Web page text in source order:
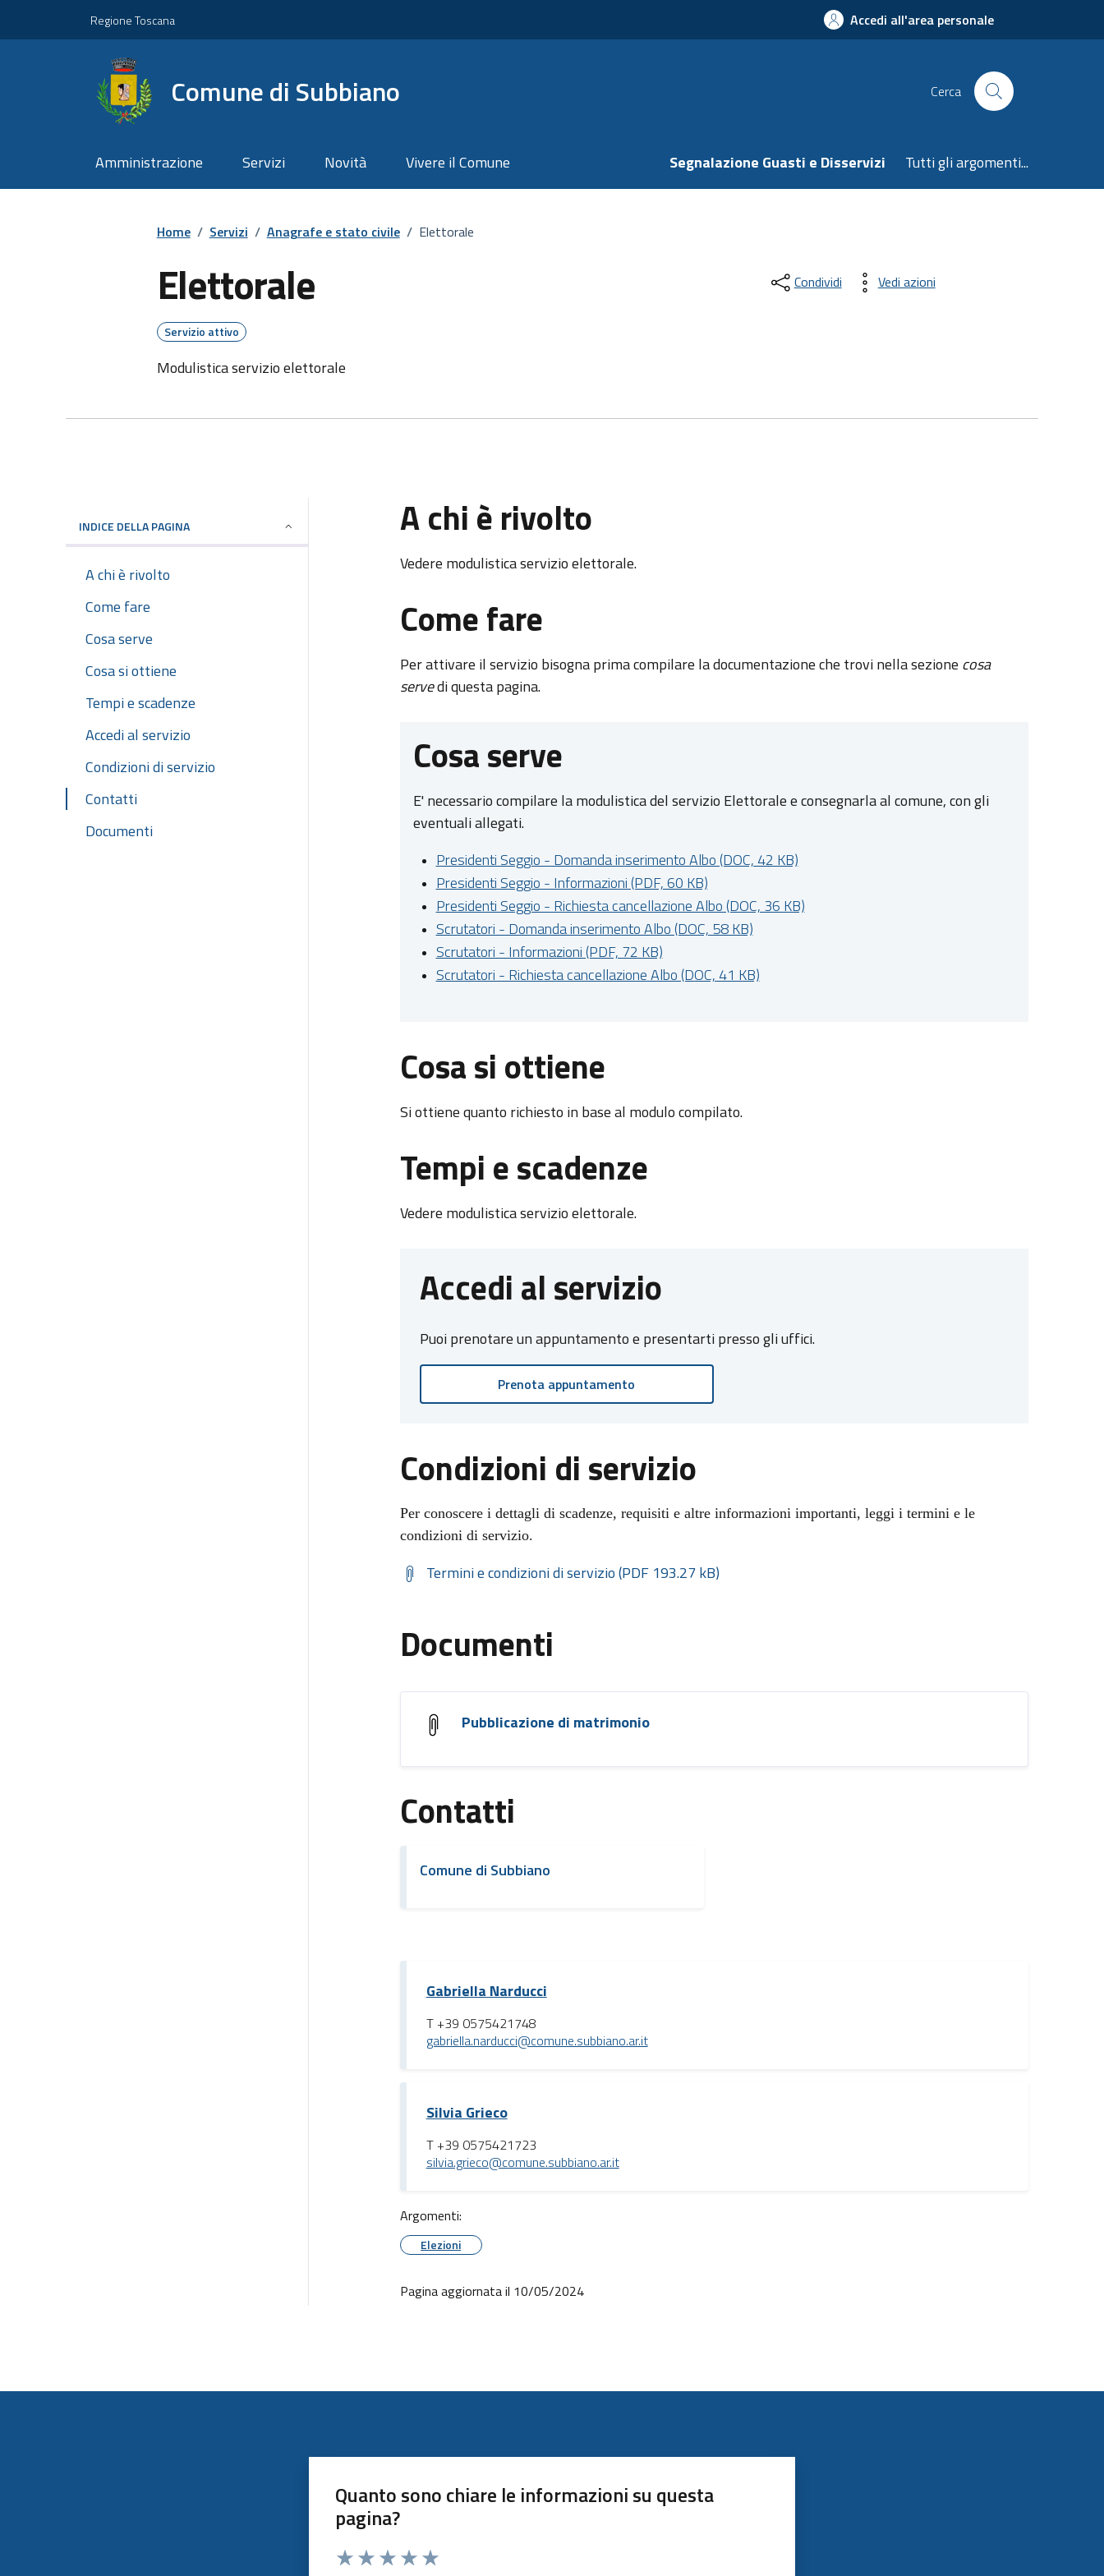
Regione Toscana Accedi all'area personale
Comune di Subbiano Cerca
Amministrazione Servizi Novità Vivere il Comune Segnalazione Guasti e Disservizi Tutti gli argomenti...
Home / Servizi / Anagrafe e stato civile / Elettorale
Elettorale
Servizio attivo
Modulistica servizio elettorale
Condividi Vedi azioni
INDICE DELLA PAGINA
A chi è rivolto
Come fare
Cosa serve
Cosa si ottiene
Tempi e scadenze
Accedi al servizio
Condizioni di servizio
Contatti
Documenti
A chi è rivolto
Vedere modulistica servizio elettorale.
Come fare
Per attivare il servizio bisogna prima compilare la documentazione che trovi nella sezione cosa
servedi questa pagina.
Cosa serve
E' necessario compilare la modulistica del servizio Elettorale e consegnarla al comune, con gli
eventuali allegati.
Presidenti Seggio - Domanda inserimento Albo (DOC, 42 KB)
Presidenti Seggio - Informazioni (PDF, 60 KB)
Presidenti Seggio - Richiesta cancellazione Albo (DOC, 36 KB)
Scrutatori - Domanda inserimento Albo (DOC, 58 KB)
Scrutatori - Informazioni (PDF, 72 KB)
Scrutatori - Richiesta cancellazione Albo (DOC, 41 KB)
Cosa si ottiene
Si ottiene quanto richiesto in base al modulo compilato.
Tempi e scadenze
Vedere modulistica servizio elettorale.
Accedi al servizio
Puoi prenotare un appuntamento e presentarti presso gli uffici.
Prenota appuntamento
Condizioni di servizio
Per conoscere i dettagli di scadenze, requisiti e altre informazioni importanti, leggi i termini e le
condizioni di servizio.
Termini e condizioni di servizio (PDF 193.27 kB)
Documenti
Pubblicazione di matrimonio
Contatti
Comune di Subbiano
Gabriella Narducci
T +39 0575421748
gabriella.narducci@comune.subbiano.ar.it
Silvia Grieco
T +39 0575421723
silvia.grieco@comune.subbiano.ar.it
Argomenti:
Elezioni
Pagina aggiornata il 10/05/2024
Quanto sono chiare le informazioni su questa
pagina?